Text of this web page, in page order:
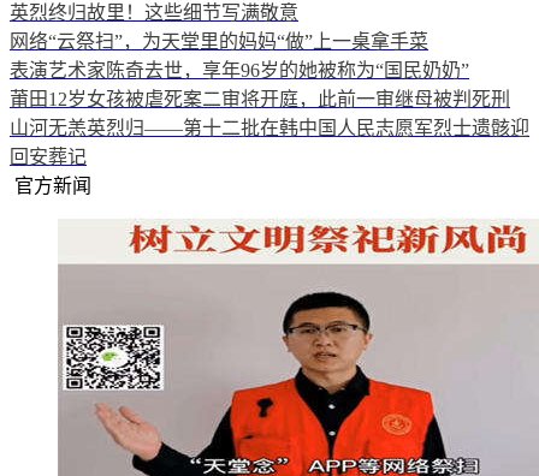
英烈终归故里！这些细节写满敬意
网络“云祭扫”，为天堂里的妈妈“做”上一桌拿手菜
表演艺术家陈奇去世，享年96岁的她被称为“国民奶奶”
莆田12岁女孩被虐死案二审将开庭，此前一审继母被判死刑
山河无恙英烈归——第十二批在韩中国人民志愿军烈士遗骸迎
回安葬记
官方新闻